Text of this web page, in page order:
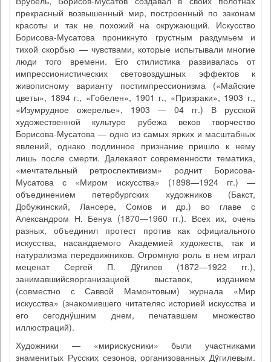
прекрасный возвышенный мир, построенный по законам
красоты и так не похожий на окружающий. Искусство
Борисова-Мусатова проникнуто грустным раздумьем и
тихой скорбью — чувствами, которые испытывали многие
люди того времени. Его стилистика развивалась от
импрессионистических световоздушных эффектов к
живописному варианту постимпрессионизма («Майские
цветы», 1894 г., «Гобелен», 1901 г., «Призраки», 1903 г.,
«Изумрудное ожерелье», 1903 — 04 гг.) В русской
художественной культуре рубежа веков творчество
Борисова-Мусатова — одно из самых ярких и масштабных
явлений, однако подлинное признание пришло к нему
лишь после смерти. Далекаяот современности тематика,
«мечтательный ретроспективизм» роднит Борисова-
Мусатова с «Миром искусства» (1898—1924 гг.) —
объединением петербургских художников (Бакст,
Добужинский, Лансере, Сомов и др.) во главе с
Александром Н. Бенуа (1870—1960 гг.). Всех их, очень
разных, объединил протест против как официального
искусства, насаждаемого Академией художеств, так и
натурализма передвижников. Огромную роль в нем играл
меценат Сергей П. Дÿгилев (1872—1922 гг.),
занимавшийсяорганизацией выставок, изданием
(совместно с Саввой Мамонтовым) журнала «Мир
искусства» (знакомившего читателяс историей искусства и
его сегоднÿшним днем, печатавшем множество
иллюстраций).
Художники — «мирискусники» были участниками
знаменитых Русских сезонов, организованных Дÿгилевым.